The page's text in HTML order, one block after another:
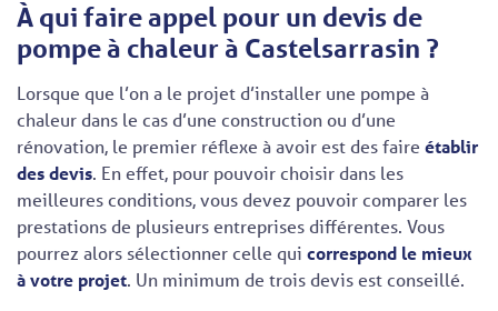
À qui faire appel pour un devis de
pompe à chaleur à Castelsarrasin ?
Lorsque que l’on a le projet d’installer une pompe à
chaleur dans le cas d’une construction ou d’une
rénovation, le premier réflexe à avoir est des faire établir
des devis. En effet, pour pouvoir choisir dans les
meilleures conditions, vous devez pouvoir comparer les
prestations de plusieurs entreprises différentes. Vous
pourrez alors sélectionner celle qui correspond le mieux
à votre projet. Un minimum de trois devis est conseillé.